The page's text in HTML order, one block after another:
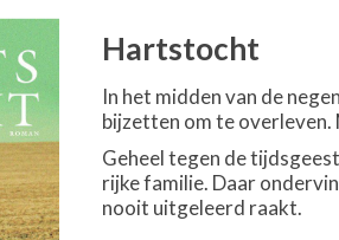
Hartstocht
In het midden van de
bijzetten om te overleven.
Geheel tegen de
rijke familie. Daar
nooit uitgeleerd raakt.